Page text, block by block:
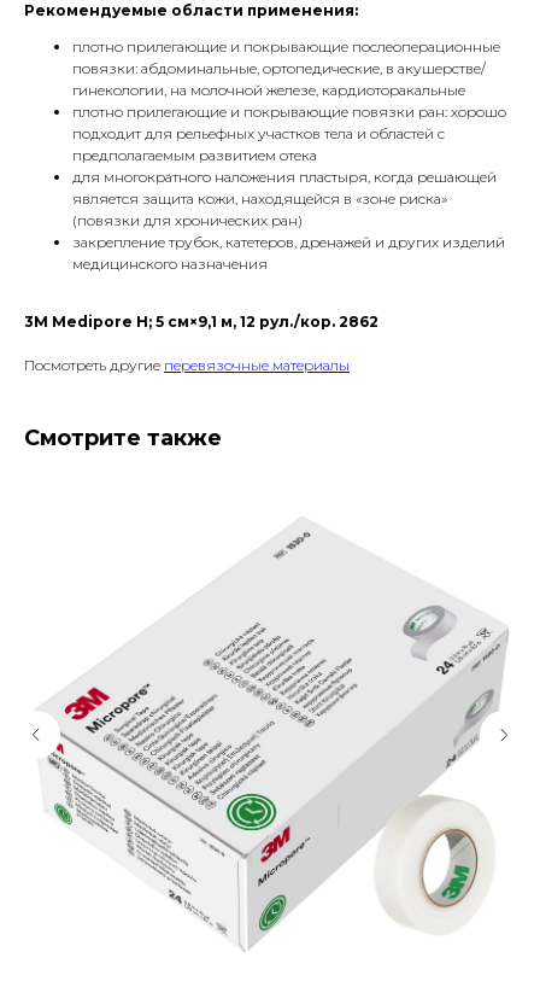
Рекомендуемые области применения:
плотно прилегающие и покрывающие послеоперационные
повязки: абдоминальные, ортопедические, в акушерстве/
гинекологии, на молочной железе, кардиоторакальные
плотно прилегающие и покрывающие повязки ран: хорошо
подходит для рельефных участков тела и областей с
предполагаемым развитием отека
для многократного наложения пластыря, когда решающей
является защита кожи, находящейся в «зоне риска»
(повязки для хронических ран)
закрепление трубок, катетеров, дренажей и других изделий
медицинского назначения
3М Medipore H; 5 см×9,1 м, 12 рул./кор. 2862
Посмотреть другие перевязочные материалы
Смотрите также